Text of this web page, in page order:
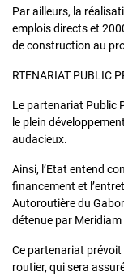
Par ailleurs, la
emplois directs et
de construction au
RTENARIAT PUBLIC
Le partenariat Public
le plein
audacieux.
Ainsi, l’Etat entend
financement et
Autoroutière du
détenue par
Ce partenariat
routier, qui sera